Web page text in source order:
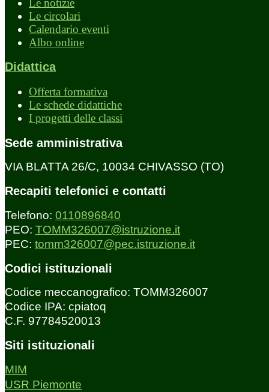
Le circolari
Calendario eventi
Albo online
Didattica
Offerta formativa
Le schede didattiche
I progetti delle classi
Sede amministrativa
VIA BLATTA 26/C, 10034 CHIVASSO (TO)
Recapiti telefonici e contatti
Telefono: 0110896840
PEO: TOMM326007@istruzione.it
PEC: tomm326007@pec.istruzione.it
Codici istituzionali
Codice meccanografico: TOMM326007
Codice IPA: cpiatoq
C.F. 97784520013
Siti istituzionali
MIM
USR Piemonte